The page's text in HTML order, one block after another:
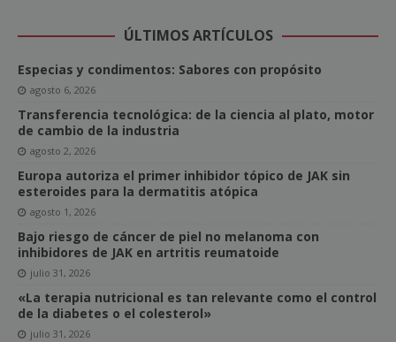
ÚLTIMOS ARTÍCULOS
Especias y condimentos: Sabores con propósito
agosto 6, 2026
Transferencia tecnológica: de la ciencia al plato, motor
de cambio de la industria
agosto 2, 2026
Europa autoriza el primer inhibidor tópico de JAK sin
esteroides para la dermatitis atópica
agosto 1, 2026
Bajo riesgo de cáncer de piel no melanoma con
inhibidores de JAK en artritis reumatoide
julio 31, 2026
«La terapia nutricional es tan relevante como el control
de la diabetes o el colesterol»
julio 31, 2026